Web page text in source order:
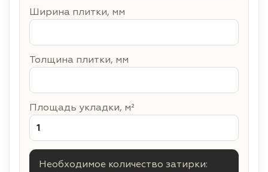
Ширина плитки, мм
Толщина плитки, мм
Площадь укладки, м²
Необходимое количество затирки: